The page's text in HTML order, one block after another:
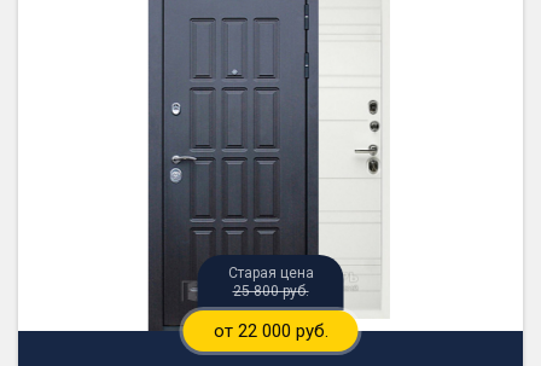
25 800 руб.
от 22 000 руб.